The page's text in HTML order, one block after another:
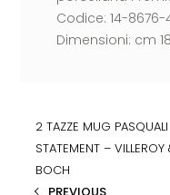
Codice: 14-8676-
Dimensioni: cm
2 TAZZE MUG PASQUALI
STATEMENT – VILLEROY
BOCH